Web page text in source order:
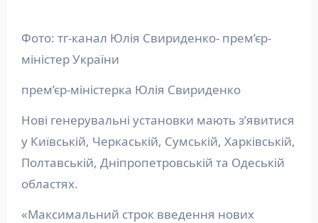
Фото: тг-канал Юлія Свириденко- прем’єр-
міністер України
прем’єр-міністерка Юлія Свириденко
Нові генерувальні установки мають з’явитися
у Київській, Черкаській, Сумській, Харківській,
Полтавській, Дніпропетровській та Одеській
областях.
«Максимальний строк введення нових